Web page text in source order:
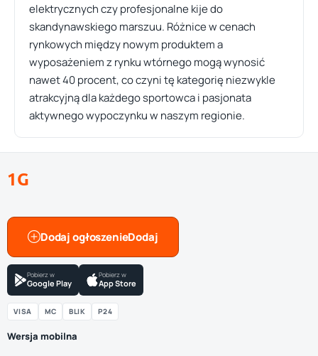
elektrycznych czy profesjonalne kije do
skandynawskiego marszuu. Różnice w cenach
rynkowych między nowym produktem a
wyposażeniem z rynku wtórnego mogą wynosić
nawet 40 procent, co czyni tę kategorię niezwykle
atrakcyjną dla każdego sportowca i pasjonata
aktywnego wypoczynku w naszym regionie.
1G
Dodaj ogłoszenie
Pobierz w
Google Play
Pobierz w
App Store
VISA MC BLIK P24
Wersja mobilna